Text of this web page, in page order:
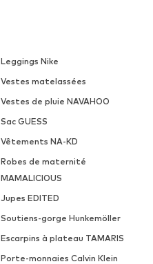
Leggings Nike
Vestes matelassées
Vestes de pluie NAVAHOO
Sac GUESS
Vêtements NA-KD
Robes de maternité
MAMALICIOUS
Jupes EDITED
Soutiens-gorge Hunkemöller
Escarpins à plateau TAMARIS
Porte-monnaies Calvin Klein